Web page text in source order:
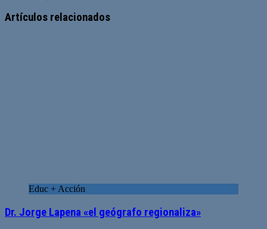
web
Artículos relacionados
Educ + Acción
Dr. Jorge Lapena «el geógrafo regionaliza»